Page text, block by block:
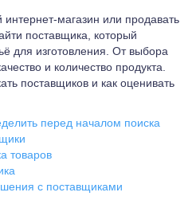
магазин или продавать
поставщика, который
для изготовления. От выбора
и количество продукта.
поставщиков и как оценивать
перед началом поиска
товаров
с поставщиками